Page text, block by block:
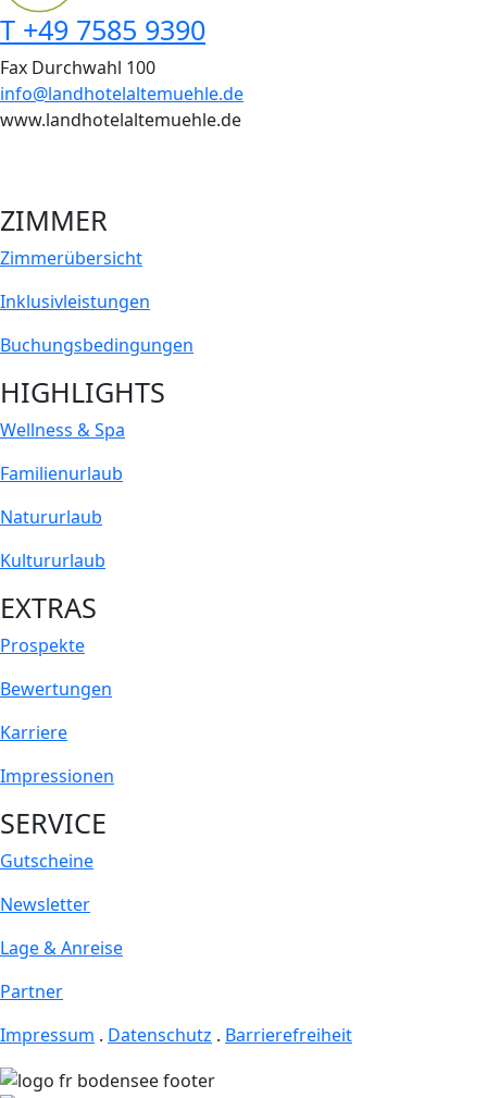
T +49 7585 9390
Fax Durchwahl 100
info@landhotelaltemuehle.de
www.landhotelaltemuehle.de
ZIMMER
Zimmer­übersicht
Inklusiv­leistungen
Buchungs­bedingungen
HIGHLIGHTS
Wellness & Spa
Familienurlaub
Natururlaub
Kultururlaub
EXTRAS
Prospekte
Bewertungen
Karriere
Impressionen
SERVICE
Gutscheine
Newsletter
Lage & Anreise
Partner
Impressum . Datenschutz . Barrierefreiheit